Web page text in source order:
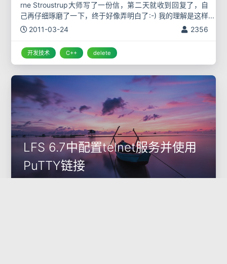
rne Stroustrup大师写了一份信，第二天就收到回复了，自
己再仔细琢磨了一下，终于好像弄明白了:-) 我的理解是这样
的，无论new还是new[ ]，C++的确知道返回的这个指
2011-03-24 2356
开发技术 C++ delete
LFS 6.7中配置telnet服务并使用
PuTTY链接